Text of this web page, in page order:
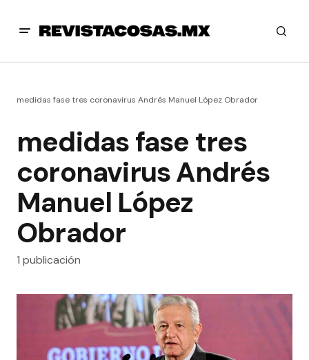
medidas fase tres coronavirus Andrés Manuel López Obrador
medidas fase tres
coronavirus Andrés
Manuel López
Obrador
1 publicación